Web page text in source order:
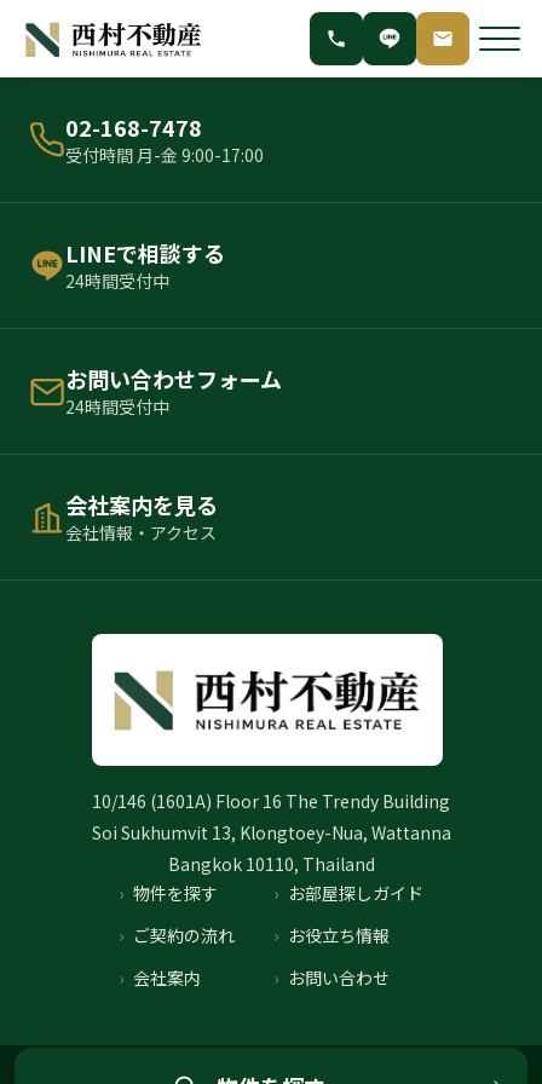
02-168-7478
受付時間 月-金 9:00-17:00
LINEで相談する
24時間受付中
お問い合わせフォーム
24時間受付中
会社案内を見る
会社情報・アクセス
10/146 (1601A) Floor 16 The Trendy Building
Soi Sukhumvit 13, Klongtoey-Nua, Wattanna
Bangkok 10110, Thailand
物件を探す
お部屋探しガイド
ご契約の流れ
お役立ち情報
会社案内
お問い合わせ
プライバシーポリシー